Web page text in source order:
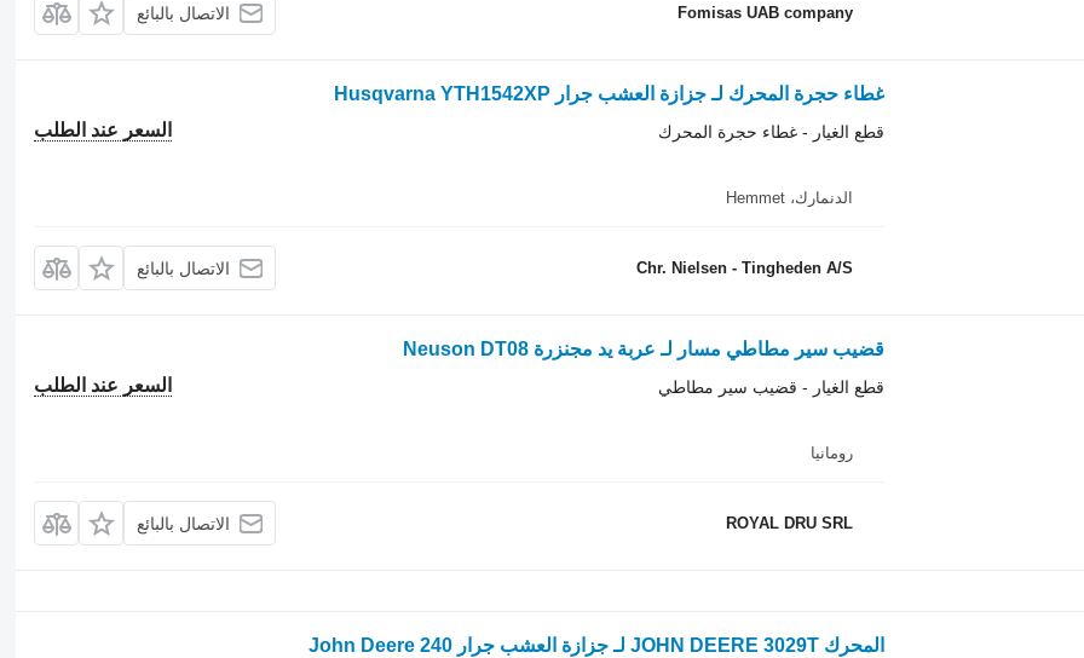
Fomisas UAB company الاتصال بالبائع
غطاء حجرة المحرك لـ جزازة العشب جرار Husqvarna YTH1542XP
السعر عند الطلب
قطع الغيار - غطاء حجرة المحرك
الدنمارك، Hemmet
Chr. Nielsen - Tingheden A/S الاتصال بالبائع
قضيب سير مطاطي مسار لـ عربة يد مجنزرة Neuson DT08
السعر عند الطلب
قطع الغيار - قضيب سير مطاطي
رومانيا
ROYAL DRU SRL الاتصال بالبائع
المحرك JOHN DEERE 3029T لـ جزازة العشب جرار John Deere 240